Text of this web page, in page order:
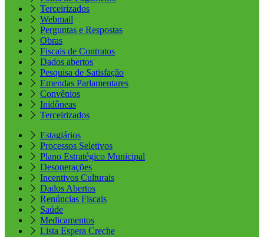
Terceirizados
Webmail
Perguntas e Respostas
Obras
Fiscais de Contratos
Dados abertos
Pesquisa de Satisfação
Emendas Parlamentares
Convênios
Inidôneas
Terceirizados
Estagiários
Processos Seletivos
Plano Estratégico Municipal
Desonerações
Incentivos Culturais
Dados Abertos
Renúncias Fiscais
Saúde
Medicamentos
Lista Espera Creche